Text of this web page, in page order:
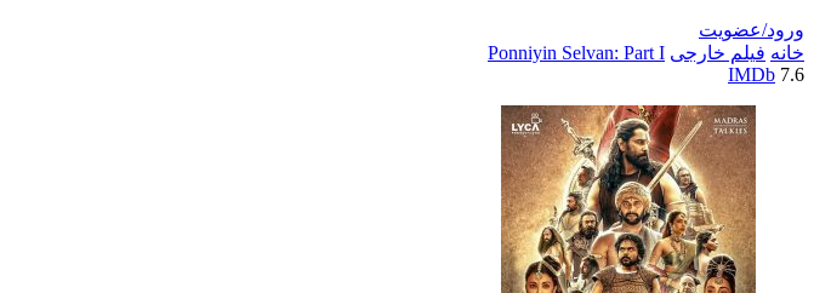
ورود/عضویت
خانه فیلم خارجی Ponniyin Selvan: Part I
IMDb 7.6